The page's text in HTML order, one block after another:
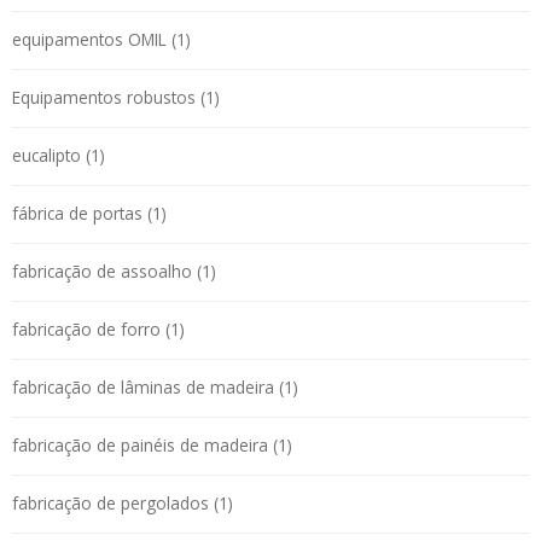
equipamentos OMIL (1)
Equipamentos robustos (1)
eucalipto (1)
fábrica de portas (1)
fabricação de assoalho (1)
fabricação de forro (1)
fabricação de lâminas de madeira (1)
fabricação de painéis de madeira (1)
fabricação de pergolados (1)